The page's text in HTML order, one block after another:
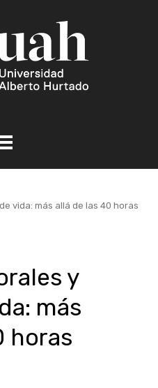
vida: más allá de las 40 horas
y
más
horas